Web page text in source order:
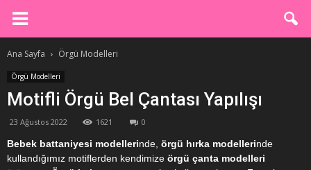
Ana Sayfa Örgü Modelleri
Örgü Modelleri
Motifli Örgü Bel Çantası Yapılışı
23 Ağustos 2022 1621 0
Bebek battaniyesi modellerinde, örgü hırka modellerinde
kullandığımız motiflerden kendimize örgü çanta modelleri